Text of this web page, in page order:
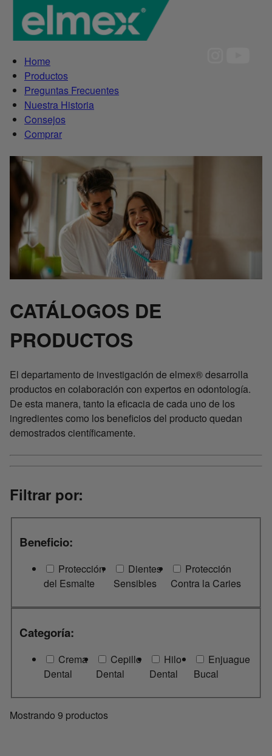
Home
Productos
Preguntas Frecuentes
Nuestra Historia
Consejos
Comprar
CATÁLOGOS DE
PRODUCTOS
El departamento de investigación de elmex® desarrolla
productos en colaboración con expertos en odontología.
De esta manera, tanto la eficacia de cada uno de los
ingredientes como los beneficios del producto quedan
demostrados científicamente.
Filtrar por:
Beneficio:
Protección
del Esmalte
Dientes
Sensibles
Protección
Contra la Caries
Categoría:
Crema
Dental
Cepillo
Dental
Hilo
Dental
Enjuague
Bucal
Mostrando 9 productos